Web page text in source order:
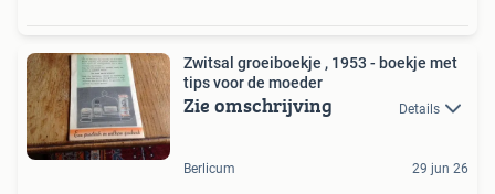
Zwitsal groeiboekje , 1953 - boekje met
tips voor de moeder
Zie omschrijving Details
Berlicum 29 jun 26